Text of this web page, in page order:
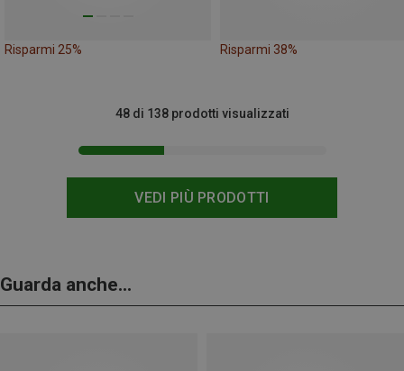
Risparmi 25% Risparmi 38%
VEDI PIÙ PRODOTTI
48 di 138 prodotti visualizzati
Guarda anche...